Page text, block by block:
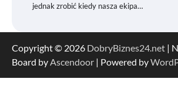
jednak zrobić kiedy nasza ekipa…
Copyright © 2026 DobryBiznes24.net |
Board byAscendoor | Powered by